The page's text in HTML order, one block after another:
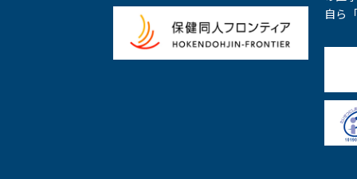
自ら